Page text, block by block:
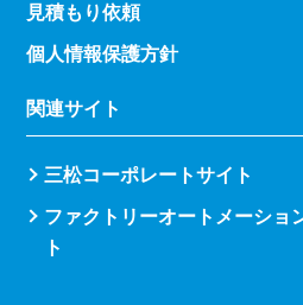
見積もり依頼
個人情報保護方針
関連サイト
三松コーポレートサイト
ファクトリーオートメーショ
ト